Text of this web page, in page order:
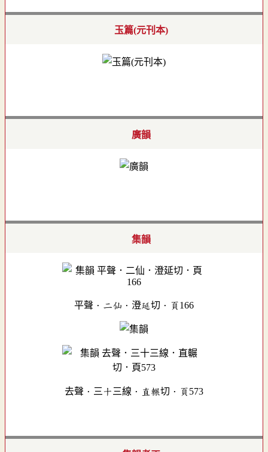
玉篇(元刊本)
廣韻
集韻
平聲．二仙．澄延切．頁166
去聲．三十三線．直輾切．頁573